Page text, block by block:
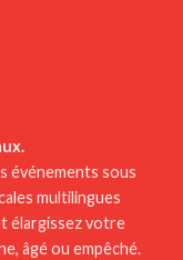
événements sous
multilingues
élargissez votre
âgé ou empêché.